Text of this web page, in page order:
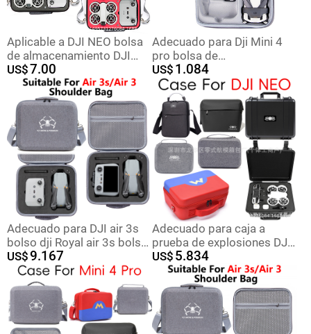
Aplicable a DJI NEO bolsa
de almacenamiento DJI
NEO caja de
almacenamiento de edición
de Flying Bag accesorios
impermeables bolsa de
hombro de edición de
Flying
US$7.00
Adecuado para Dji Mini 4
pro bolsa de
almacenamiento Dji Mini 4
pro UAV bolsa de
almacenamiento portátil
resistente a la presión
US$ 1.084
Adecuado para DJI air 3s
bolso dji Royal air 3s bolso
de almacenamiento
universal bolso de hombro
portátil mochila dron
US$9.167
Adecuado para caja a
prueba de explosiones DJI
NEO bolsa de
almacenamiento DJI neo
caja pequeña a prueba de
explosiones tanque
impermeable portátil al aire
libre portátil
US$ 5.834